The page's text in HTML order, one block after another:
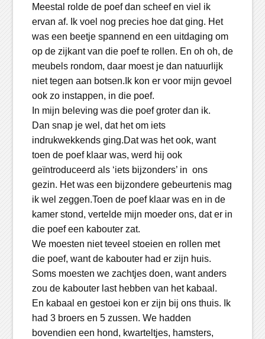
Meestal rolde de poef dan scheef en viel ik
ervan af. Ik voel nog precies hoe dat ging. Het
was een beetje spannend en een uitdaging om
op de zijkant van die poef te rollen. En oh oh, de
meubels rondom, daar moest je dan natuurlijk
niet tegen aan botsen.Ik kon er voor mijn gevoel
ook zo instappen, in die poef.
In mijn beleving was die poef groter dan ik.
Dan snap je wel, dat het om iets
indrukwekkends ging.Dat was het ook, want
toen de poef klaar was, werd hij ook
geïntroduceerd als ‘iets bijzonders’ in ons
gezin. Het was een bijzondere gebeurtenis mag
ik wel zeggen.Toen de poef klaar was en in de
kamer stond, vertelde mijn moeder ons, dat er in
die poef een kabouter zat.
We moesten niet teveel stoeien en rollen met
die poef, want de kabouter had er zijn huis.
Soms moesten we zachtjes doen, want anders
zou de kabouter last hebben van het kabaal.
En kabaal en gestoei kon er zijn bij ons thuis. Ik
had 3 broers en 5 zussen. We hadden
bovendien een hond, kwarteltjes, hamsters,